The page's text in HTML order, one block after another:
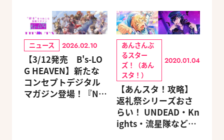
ニュース 2026.02.10
【3/12発売 B's-LO
G HEAVEN】新たな
コンセプトデジタル
マガジン登場！『NU:
あんさんぶ
るスター
ズ！（あん
スタ！）
2020.01.04
【あんスタ！攻略】
返礼祭シリーズおさ
らい！ UNDEAD・Kn
ights・流星隊など、